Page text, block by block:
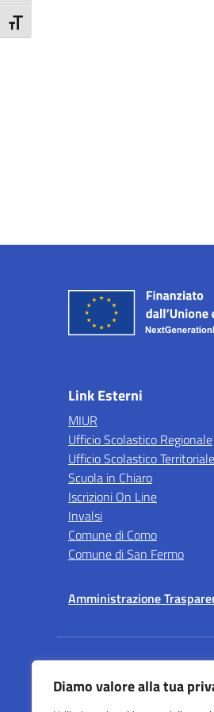
Diamo valore alla tua
Attiva/disattiva dimensione testo
Link Esterni
MIUR
Ufficio Scolastico Regionale
Ufficio Scolastico Territoriale
Scuola in Chiaro
Iscrizioni On Line
Invalsi
Comune di Como
Comune di San Fermo
Amministrazione